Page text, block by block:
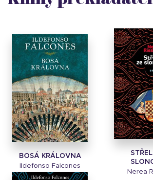
BOSÁ KRÁLOVNA
Ildefonso Falcones
Nerea